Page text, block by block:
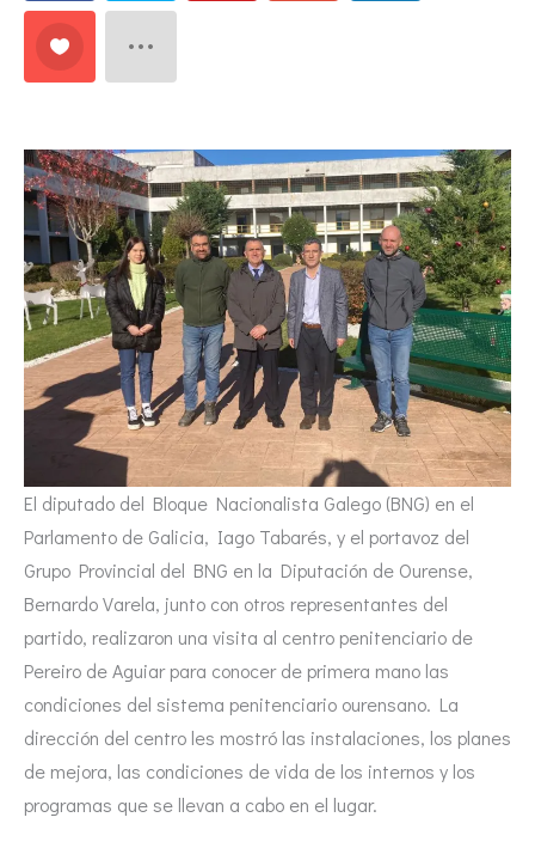
El diputado del Bloque Nacionalista Galego (BNG) en el
Parlamento de Galicia, Iago Tabarés, y el portavoz del
Grupo Provincial del BNG en la Diputación de Ourense,
Bernardo Varela, junto con otros representantes del
partido, realizaron una visita al centro penitenciario de
Pereiro de Aguiar para conocer de primera mano las
condiciones del sistema penitenciario ourensano. La
dirección del centro les mostró las instalaciones, los planes
de mejora, las condiciones de vida de los internos y los
programas que se llevan a cabo en el lugar.